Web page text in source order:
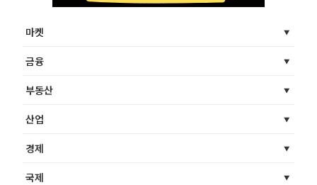
마켓
금융
부동산
산업
경제
국제